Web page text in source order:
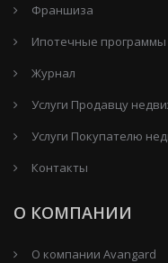
Франшиза
Ипотечные программы
Журнал
Услуги Продавцу
Услуги Покупателю
Контакты
О КОМПАНИИ
О компании Avangard